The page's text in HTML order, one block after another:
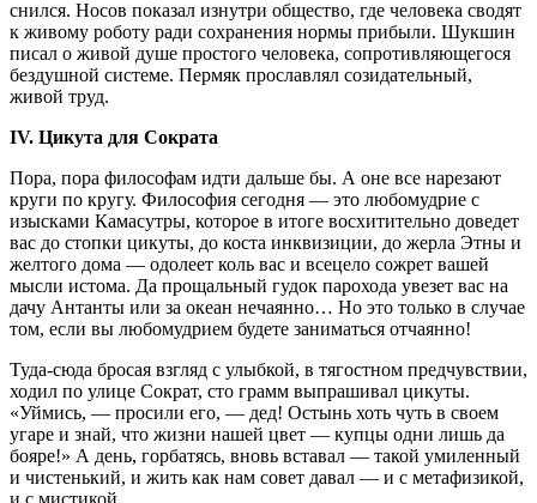
снился. Носов показал изнутри общество, где человека сводят
к живому роботу ради сохранения нормы прибыли. Шукшин
писал о живой душе простого человека, сопротивляющегося
бездушной системе. Пермяк прославлял созидательный,
живой труд.
IV. Цикута для Сократа
Пора, пора философам идти дальше бы. А оне все нарезают
круги по кругу. Философия сегодня — это любомудрие с
изысками Камасутры, которое в итоге восхитительно доведет
вас до стопки цикуты, до коста инквизиции, до жерла Этны и
желтого дома — одолеет коль вас и всецело сожрет вашей
мысли истома. Да прощальный гудок парохода увезет вас на
дачу Антанты или за океан нечаянно… Но это только в случае
том, если вы любомудрием будете заниматься отчаянно!
Туда-сюда бросая взгляд с улыбкой, в тягостном предчувствии,
ходил по улице Сократ, сто грамм выпрашивал цикуты.
«Уймись, — просили его, — дед! Остынь хоть чуть в своем
угаре и знай, что жизни нашей цвет — купцы одни лишь да
бояре!» А день, горбатясь, вновь вставал — такой умиленный
и чистенький, и жить как нам совет давал — и с метафизикой,
и с мистикой.